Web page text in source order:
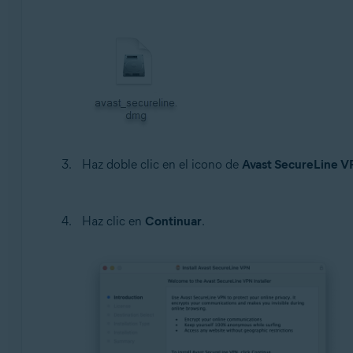
Haz doble clic en el icono de Avast SecureLine
Haz clic en Continuar.